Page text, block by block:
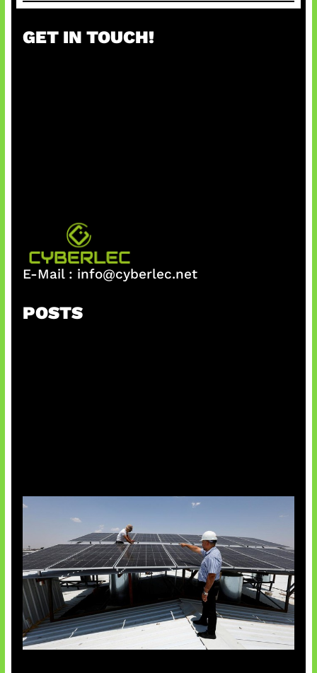
GET IN TOUCH!
E-Mail : info@cyberlec.net
POSTS